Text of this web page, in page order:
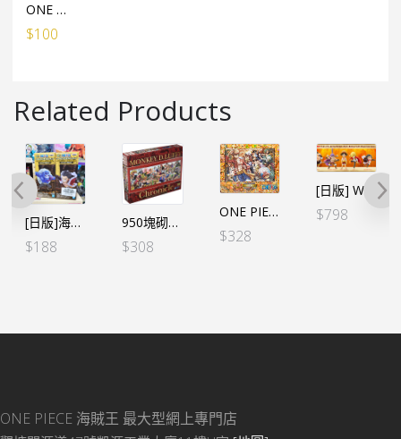
ONE PIECE水晶拼圖（126塊）專用框架
$100
Related Products
[日版]海賊王WCF – 寶藏 四檔路飛VS巴雷托 (2個SET)
$188
950塊砌圖（CHRONICLES）
$308
ONE PIECE 1000塊砌圖 馬賽克【上陸】*彩色
$328
[日版] WCF－Battle of Luffy Whole Cake Island（6個SET）
$798
ONE PIECE 海賊王 最大型網上專門店